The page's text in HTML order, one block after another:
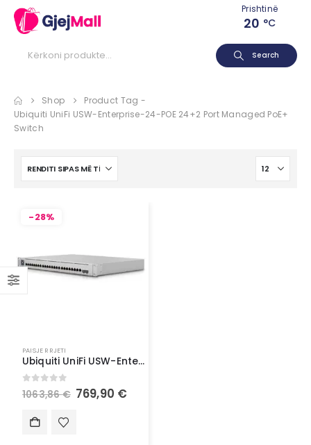
Prishtinë
20 °C
Search
Shop
Product Tag -
Ubiquiti UniFi USW-Enterprise-24-POE 24+2 Port Managed PoE+
Switch
-28%
PAISJE RRJETI
Ubiquiti UniFi USW-Enterprise-24-POE 24+2 Port Managed PoE+ Switch, 400W, Rackmount
out of 5
1063,86€ 769,90 €